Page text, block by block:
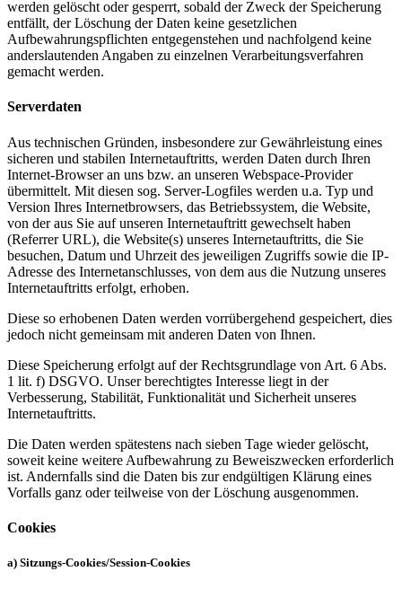
werden gelöscht oder gesperrt, sobald der Zweck der Speicherung
entfällt, der Löschung der Daten keine gesetzlichen
Aufbewahrungspflichten entgegenstehen und nachfolgend keine
anderslautenden Angaben zu einzelnen Verarbeitungsverfahren
gemacht werden.
Serverdaten
Aus technischen Gründen, insbesondere zur Gewährleistung eines
sicheren und stabilen Internetauftritts, werden Daten durch Ihren
Internet-Browser an uns bzw. an unseren Webspace-Provider
übermittelt. Mit diesen sog. Server-Logfiles werden u.a. Typ und
Version Ihres Internetbrowsers, das Betriebssystem, die Website,
von der aus Sie auf unseren Internetauftritt gewechselt haben
(Referrer URL), die Website(s) unseres Internetauftritts, die Sie
besuchen, Datum und Uhrzeit des jeweiligen Zugriffs sowie die IP-
Adresse des Internetanschlusses, von dem aus die Nutzung unseres
Internetauftritts erfolgt, erhoben.
Diese so erhobenen Daten werden vorrübergehend gespeichert, dies
jedoch nicht gemeinsam mit anderen Daten von Ihnen.
Diese Speicherung erfolgt auf der Rechtsgrundlage von Art. 6 Abs.
1 lit. f) DSGVO. Unser berechtigtes Interesse liegt in der
Verbesserung, Stabilität, Funktionalität und Sicherheit unseres
Internetauftritts.
Die Daten werden spätestens nach sieben Tage wieder gelöscht,
soweit keine weitere Aufbewahrung zu Beweiszwecken erforderlich
ist. Andernfalls sind die Daten bis zur endgültigen Klärung eines
Vorfalls ganz oder teilweise von der Löschung ausgenommen.
Cookies
a) Sitzungs-Cookies/Session-Cookies